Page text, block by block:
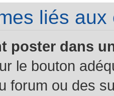
liés
poster dans
le bouton
forum ou des